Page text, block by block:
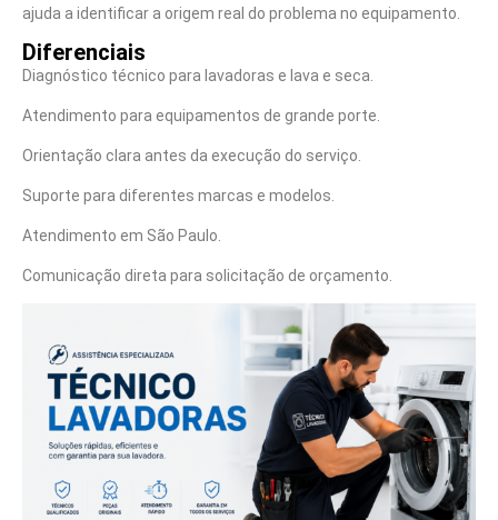
ajuda a identificar a origem real do problema no equipamento.
Diferenciais
Diagnóstico técnico para lavadoras e lava e seca.
Atendimento para equipamentos de grande porte.
Orientação clara antes da execução do serviço.
Suporte para diferentes marcas e modelos.
Atendimento em São Paulo.
Comunicação direta para solicitação de orçamento.